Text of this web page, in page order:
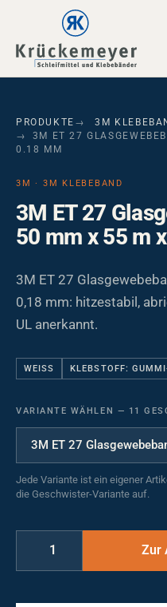
Skip to main navigation
Skip to main content
Skip to page footer
PRODUKTE
3M
3M ET 27
.18 MM
3M · 3M KLEBEBAND
3M ET 27
50 mm x 55 m
3M ET 27
0,18 mm: hitzestabil,
UL anerkannt.
WEISS KLEBSTOFF:
VARIANTE WÄHLEN — 11
Jede Variante ist ein eigener
die Geschwister-Variante auf.